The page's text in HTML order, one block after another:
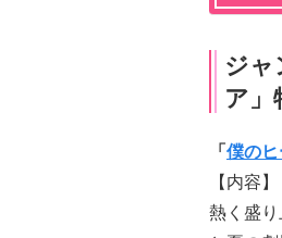
ジャ
ア」
「 僕の
【内容】
熱く盛